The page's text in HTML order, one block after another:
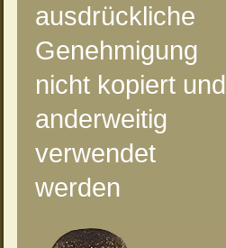
ausdrückliche
Genehmigung
nicht kopiert und
anderweitig
verwendet
werden